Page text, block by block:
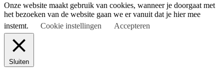
Onze website maakt gebruik van cookies, wanneer je doorgaat met
het bezoeken van de website gaan we er vanuit dat je hier mee
instemt.
Cookie instellingen Accepteren
Sluiten